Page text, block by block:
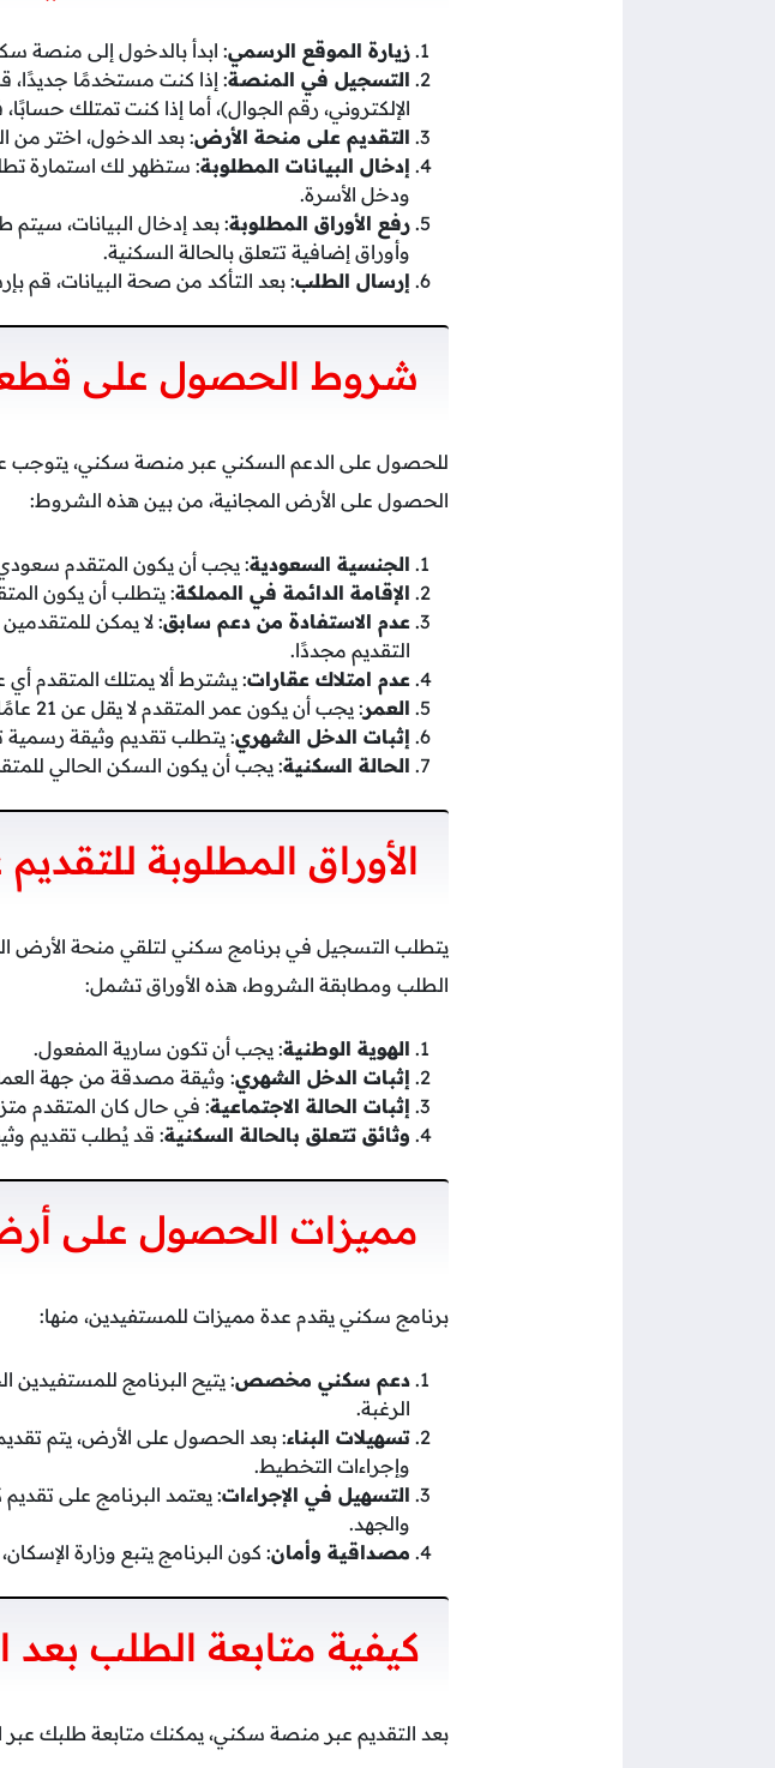
زيارة الموقع الرسمي: ابدأ بالدخول إلى منصة
التسجيل في المنصة: إذا كنت مستخدمًا جديدًا،
الإلكتروني، رقم الجوال)، أما إذا كنت تمتلك
التقديم على منحة الأرض: بعد الدخول، اختر من
إدخال البيانات المطلوبة: ستظهر لك استمارة
ودخل الأسرة.
رفع الأوراق المطلوبة: بعد إدخال البيانات، سيتم
وأوراق إضافية تتعلق بالحالة السكنية.
إرسال الطلب: بعد التأكد من صحة البيانات، قم
شروط الحصول على
للحصول على الدعم السكني عبر منصة سكني، يتوجب
الحصول على الأرض المجانية، من بين هذه الشروط:
الجنسية السعودية: يجب أن يكون المتقدم
الإقامة الدائمة في المملكة: يتطلب أن يكون
عدم الاستفادة من دعم سابق: لا يمكن
التقديم مجددًا.
عدم امتلاك عقارات: يشترط ألا يمتلك المتقدم
العمر: يجب أن يكون عمر المتقدم لا يقل عن 21 عامًا عند تقديم الطلب.
إثبات الدخل الشهري: يتطلب تقديم وثيقة رسمية
الحالة السكنية: يجب أن يكون السكن الحالي
الأوراق المطلوبة
يتطلب التسجيل في برنامج سكني لتلقي منحة الأرض
الطلب ومطابقة الشروط، هذه الأوراق تشمل:
الهوية الوطنية: يجب أن تكون سارية المفعول.
إثبات الدخل الشهري: وثيقة مصدقة من جهة
إثبات الحالة الاجتماعية: في حال كان المتقدم
وثائق تتعلق بالحالة السكنية: قد يُطلب تقديم
مميزات الحصول على
برنامج سكني يقدم عدة مميزات للمستفيدين، منها:
دعم سكني مخصص: يتيح البرنامج
الرغبة.
تسهيلات البناء: بعد الحصول على الأرض، يتم
وإجراءات التخطيط.
التسهيل في الإجراءات: يعتمد البرنامج على
والجهد.
مصداقية وأمان: كون البرنامج يتبع وزارة
كيفية متابعة الطلب بعد
بعد التقديم عبر منصة سكني، يمكنك متابعة طلبك عبر